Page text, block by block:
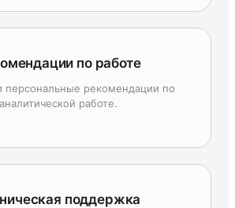
по работе
персональные рекомендации по
аналитической работе.
поддержка